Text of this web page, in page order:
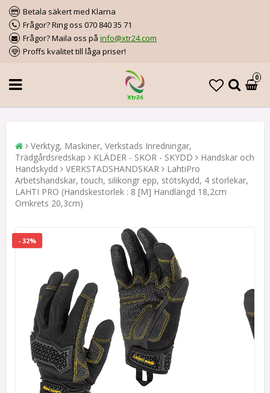
Betala säkert med Klarna
Frågor? Ring oss 070 840 35 71
Frågor? Maila oss på info@xtr24.com
Proffs kvalitet till låga priser!
0
Verktyg, Maskiner, Verkstads Inredningar,
Trädgårdsredskap
KLÄDER - SKOR - SKYDD
Handskar och
Handskydd
VERKSTADSHANDSKAR
LahtiPro
Arbetshandskar, touch, silikongr epp, stötskydd, 4 storlekar,
LAHTI PRO (Handskestorlek : 8 [M] Handlängd 18,2cm
Omkrets 20,3cm)
- 32%